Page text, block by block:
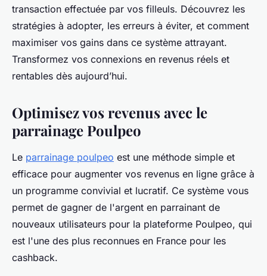
transaction effectuée par vos filleuls. Découvrez les
stratégies à adopter, les erreurs à éviter, et comment
maximiser vos gains dans ce système attrayant.
Transformez vos connexions en revenus réels et
rentables dès aujourd’hui.
Optimisez vos revenus avec le
parrainage Poulpeo
Le parrainage poulpeo est une méthode simple et
efficace pour augmenter vos revenus en ligne grâce à
un programme convivial et lucratif. Ce système vous
permet de gagner de l'argent en parrainant de
nouveaux utilisateurs pour la plateforme Poulpeo, qui
est l'une des plus reconnues en France pour les
cashback.